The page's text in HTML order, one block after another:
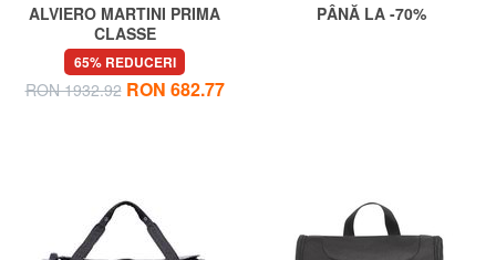
ALVIERO MARTINI PRIMA
CLASSE
WORK WAY Geanta de voiaj
65% REDUCERI
RON 1932.92 RON 682.77
PÂNĂ LA -70%